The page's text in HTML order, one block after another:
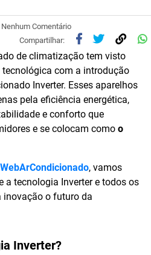
Nenhum Comentário
Compartilhar:
de climatização tem visto
com a introdução
Inverter. Esses aparelhos
pela eficiência energética,
e conforto que
e se colocam como o
, vamos
a tecnologia Inverter e todos os
inovação o futuro da
Inverter?